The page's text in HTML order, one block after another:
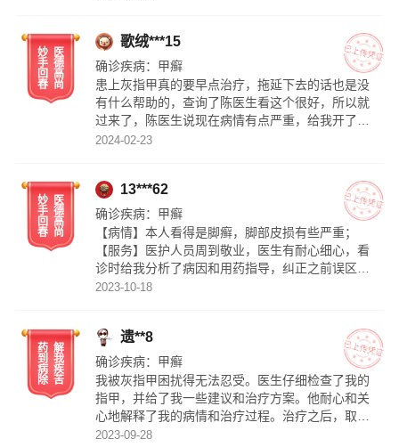
妙
手
回
春
医
德
高
尚
歌绒***15
确诊疾病： 甲癣
患上灰指甲真的要早点治疗，拖延下去的话也是没
有什么帮助的，查询了陈医生看这个很好，所以就
过来了，陈医生说现在病情有点严重，给我开了内
服和外用的药物，态度挺好的，现在正在服药，症
2024-02-23
妙
手
回
春
医
德
高
尚
13***62
确诊疾病： 甲癣
【病情】本人看得是脚癣，脚部皮损有些严重；
【服务】医护人员周到敬业，医生有耐心细心，看
诊时给我分析了病因和用药指导，纠正之前误区，
更好的护理预防再复发； 【疗效】目前已恢复过
2023-10-18
药
到
病
除
解
我
疾
苦
遗**8
确诊疾病： 甲癣
我被灰指甲困扰得无法忍受。医生仔细检查了我的
指甲，并给了我一些建议和治疗方案。他耐心和关
心地解释了我的病情和治疗过程。治疗之后，取得
了不错的效果。
2023-09-28